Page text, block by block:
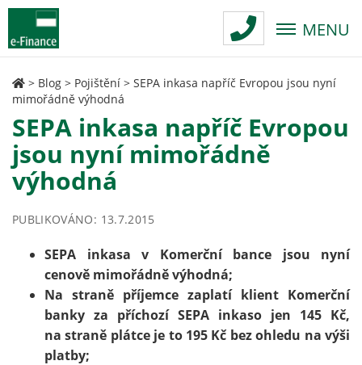
MENU
> Blog > Pojištění > SEPA inkasa napříč Evropou jsou nyní
mimořádně výhodná
SEPA inkasa napříč Evropou
jsou nyní mimořádně
výhodná
PUBLIKOVÁNO: 13.7.2015
SEPA inkasa v Komerční bance jsou nyní
cenově mimořádně výhodná;
Na straně příjemce zaplatí klient Komerční
banky za příchozí SEPA inkaso jen 145 Kč,
na straně plátce je to 195 Kč bez ohledu na výši
platby;